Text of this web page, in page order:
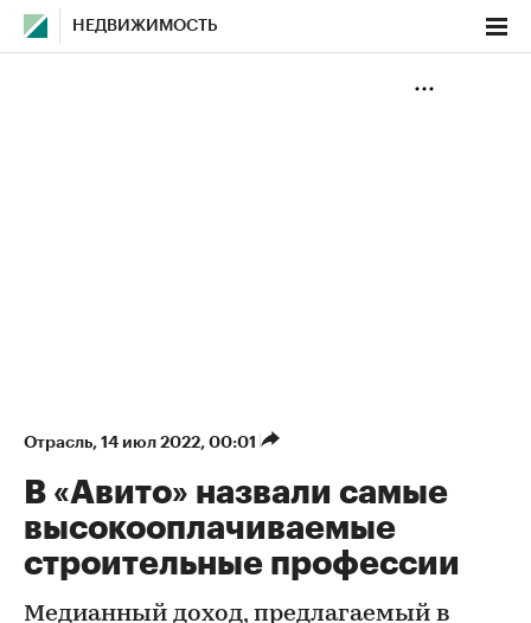
НЕДВИЖИМОСТЬ
Отрасль⁠, 14 июл 2022, 00:01
В «Авито» назвали самые
высокооплачиваемые
строительные профессии
Медианный доход, предлагаемый в